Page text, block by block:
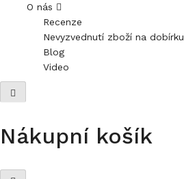
O nás
Recenze
Nevyzvednutí zboží na dobírku
Blog
Video
Nákupní košík